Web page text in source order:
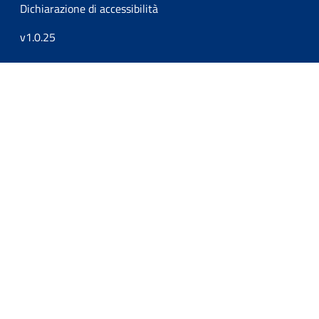
Dichiarazione di accessibilità
v1.0.25